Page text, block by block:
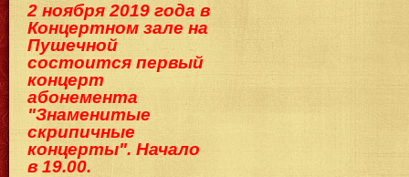
2 ноября 2019 года в
Концертном зале на
Пушечной
состоится первый
концерт
абонемента
"Знаменитые
скрипичные
концерты". Начало
в 19.00.